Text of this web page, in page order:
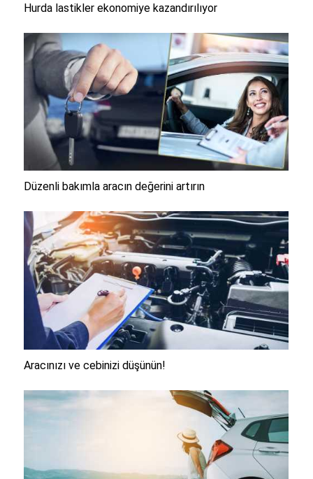
Hurda lastikler ekonomiye kazandırılıyor
Düzenli bakımla aracın değerini artırın
Aracınızı ve cebinizi düşünün!